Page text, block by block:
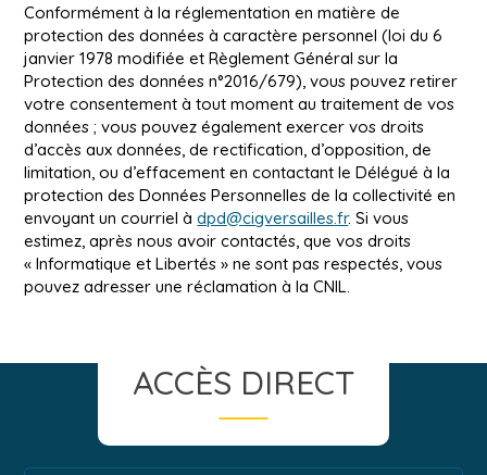
Conformément à la réglementation en matière de
protection des données à caractère personnel (loi du 6
janvier 1978 modifiée et Règlement Général sur la
Protection des données n°2016/679), vous pouvez retirer
votre consentement à tout moment au traitement de vos
données ; vous pouvez également exercer vos droits
d’accès aux données, de rectification, d’opposition, de
limitation, ou d’effacement en contactant le Délégué à la
protection des Données Personnelles de la collectivité en
envoyant un courriel àdpd@cigversailles.fr. Si vous
estimez, après nous avoir contactés, que vos droits
« Informatique et Libertés » ne sont pas respectés, vous
pouvez adresser une réclamation à la CNIL.
ACCÈS DIRECT